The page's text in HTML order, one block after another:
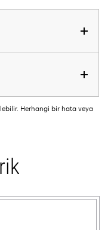
Herhangi bir hata veya